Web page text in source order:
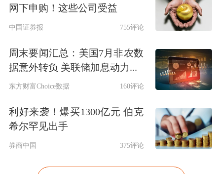
网下申购！这些公司受益
中国证券报 755评论
周末要闻汇总：美国7月非农数
据意外转负 美联储加息动力...
东方财富Choice数据 160评论
利好来袭！爆买1300亿元 伯克
希尔罕见出手
券商中国 375评论